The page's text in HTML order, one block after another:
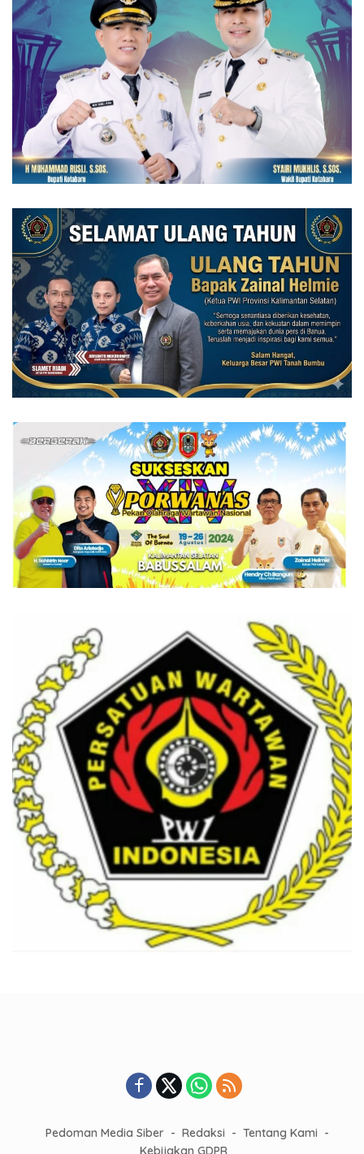
Pedoman Media Siber Redaksi
Tentang Kami
Kebijakan GDPR